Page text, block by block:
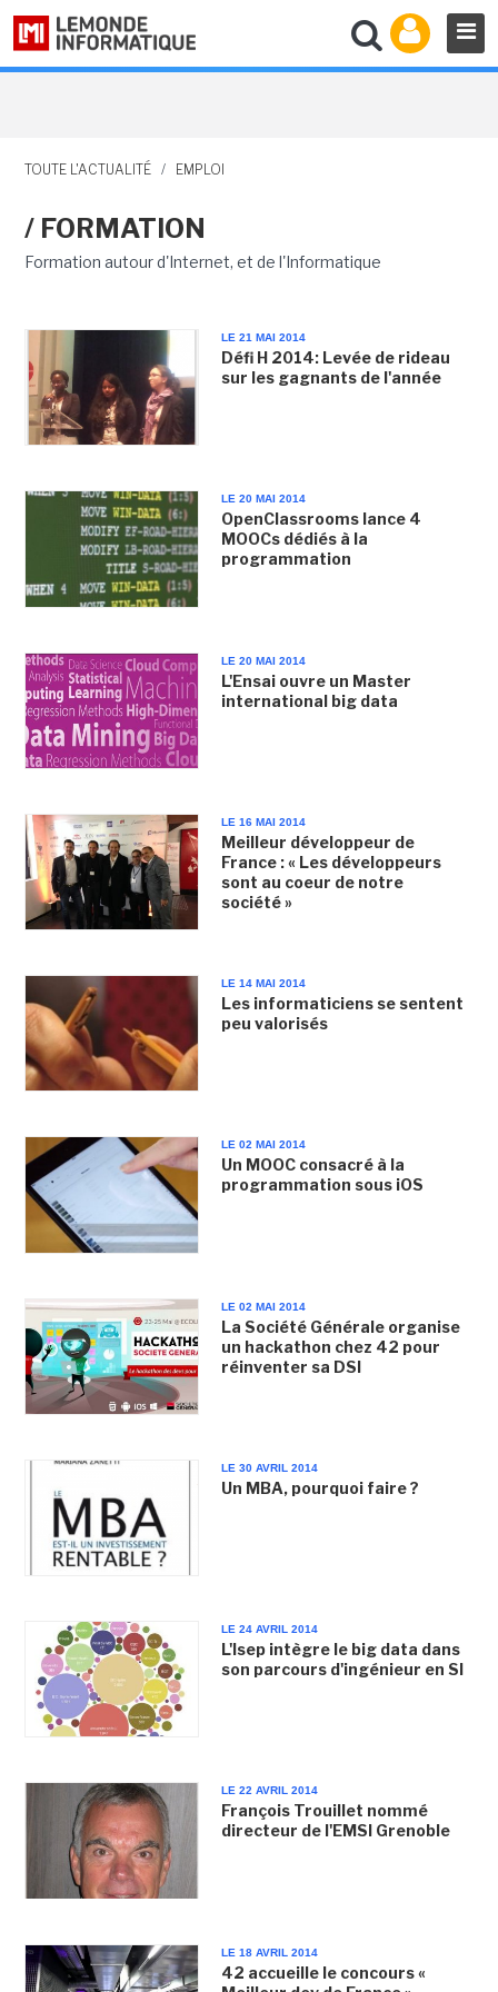
TOUTE L'ACTUALITÉ / EMPLOI
/ FORMATION
Formation autour d'Internet, et de l'Informatique
LE 21 MAI 2014
Défi H 2014: Levée de rideau
sur les gagnants de l'année
LE 20 MAI 2014
OpenClassrooms lance 4
MOOCs dédiés à la
programmation
LE 20 MAI 2014
L'Ensai ouvre un Master
international big data
LE 16 MAI 2014
Meilleur développeur de
France : « Les développeurs
sont au coeur de notre
société »
LE 14 MAI 2014
Les informaticiens se sentent
peu valorisés
LE 02 MAI 2014
Un MOOC consacré à la
programmation sous iOS
LE 02 MAI 2014
La Société Générale organise
un hackathon chez 42 pour
réinventer sa DSI
LE 30 AVRIL 2014
Un MBA, pourquoi faire ?
LE 24 AVRIL 2014
L'Isep intègre le big data dans
son parcours d'ingénieur en SI
LE 22 AVRIL 2014
François Trouillet nommé
directeur de l'EMSI Grenoble
LE 18 AVRIL 2014
42 accueille le concours «